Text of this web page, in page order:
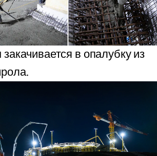
в опалубку из